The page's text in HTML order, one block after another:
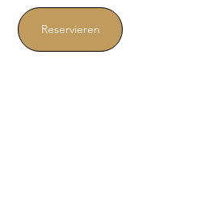
Reservieren